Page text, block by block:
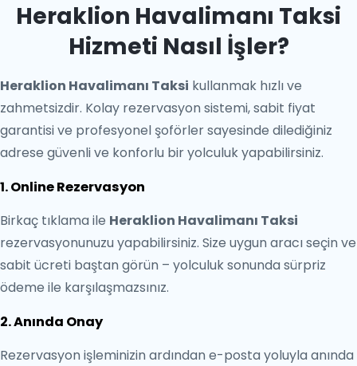
Heraklion Havalimanı Taksi
Hizmeti Nasıl İşler?
Heraklion Havalimanı Taksi kullanmak hızlı ve
zahmetsizdir. Kolay rezervasyon sistemi, sabit fiyat
garantisi ve profesyonel şoförler sayesinde dilediğiniz
adrese güvenli ve konforlu bir yolculuk yapabilirsiniz.
1. Online Rezervasyon
Birkaç tıklama ile Heraklion Havalimanı Taksi
rezervasyonunuzu yapabilirsiniz. Size uygun aracı seçin ve
sabit ücreti baştan görün – yolculuk sonunda sürpriz
ödeme ile karşılaşmazsınız.
2. Anında Onay
Rezervasyon işleminizin ardından e-posta yoluyla anında